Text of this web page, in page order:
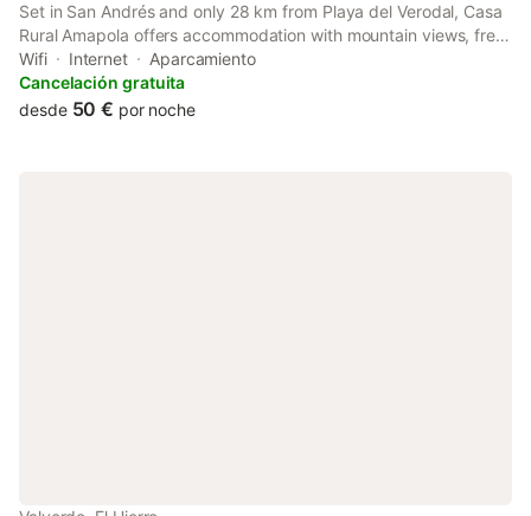
Set in San Andrés and only 28 km from Playa del Verodal, Casa
Rural Amapola offers accommodation with mountain views, free
WiFi and free private parking. This 3-star holiday home offers a
24-hour front desk and a tour desk.
Wifi Internet
Aparcamiento
Cancelación gratuita
desde 50 € por noche